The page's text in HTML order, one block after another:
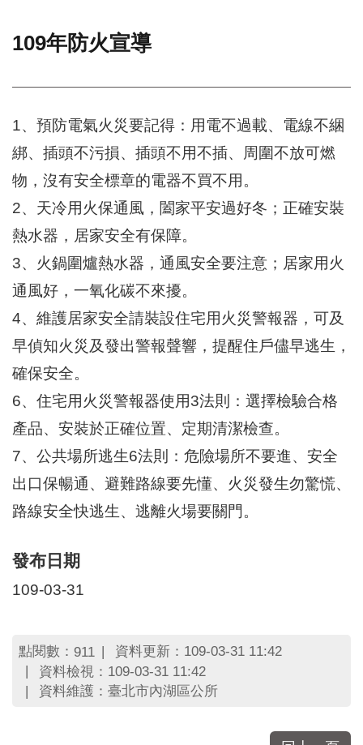
門
整
檢
索
系
文
化
局
化
資
產
北
市
區
里
界
說
臺
北
鄰
名
冊
109年防火宣導
1、預防電氣火災要記得：用電不過載、電線不綑
綁、插頭不污損、插頭不用不插、周圍不放可燃
物，沒有安全標章的電器不買不用。
2、天冷用火保通風，闔家平安過好冬；正確安裝
熱水器，居家安全有保障。
3、火鍋圍爐熱水器，通風安全要注意；居家用火
通風好，一氧化碳不來擾。
4、維護居家安全請裝設住宅用火災警報器，可及
早偵知火災及發出警報聲響，提醒住戶儘早逃生，
確保安全。
6、住宅用火災警報器使用3法則：選擇檢驗合格
產品、安裝於正確位置、定期清潔檢查。
7、公共場所逃生6法則：危險場所不要進、安全
出口保暢通、避難路線要先懂、火災發生勿驚慌、
路線安全快逃生、逃離火場要關門。
發布日期
109-03-31
點閱數： 911
資料更新：109-03-31 11:42
資料檢視：109-03-31 11:42
資料維護：臺北市內湖區公所